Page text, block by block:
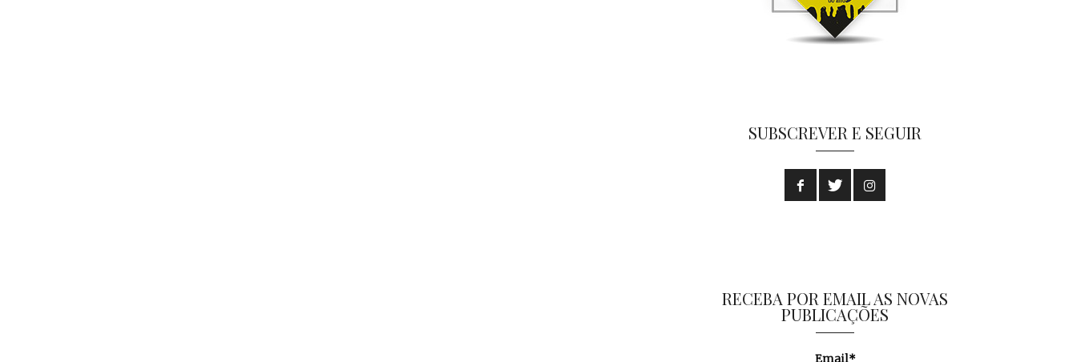
SUBSCREVER E SEGUIR
RECEBA POR EMAIL AS NOVAS
PUBLICAÇÕES
Email*